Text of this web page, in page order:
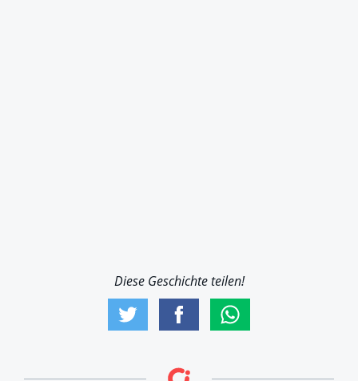
Diese Geschichte teilen!